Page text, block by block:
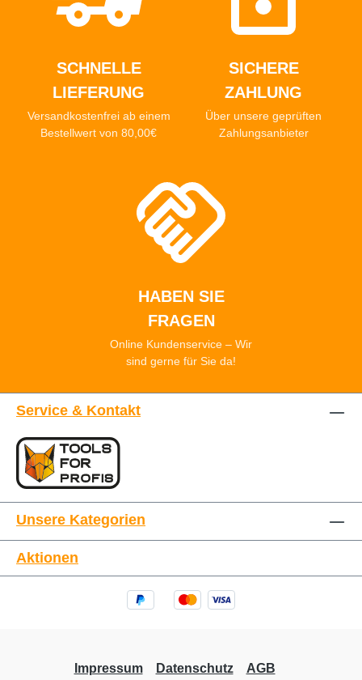
SCHNELLE
LIEFERUNG
Versandkostenfrei ab einem
Bestellwert von 80,00€
SICHERE
ZAHLUNG
Über unsere geprüften
Zahlungsanbieter
HABEN SIE
FRAGEN
Online Kundenservice – Wir
sind gerne für Sie da!
Service & Kontakt
Unsere Kategorien
Aktionen
Impressum Datenschutz AGB